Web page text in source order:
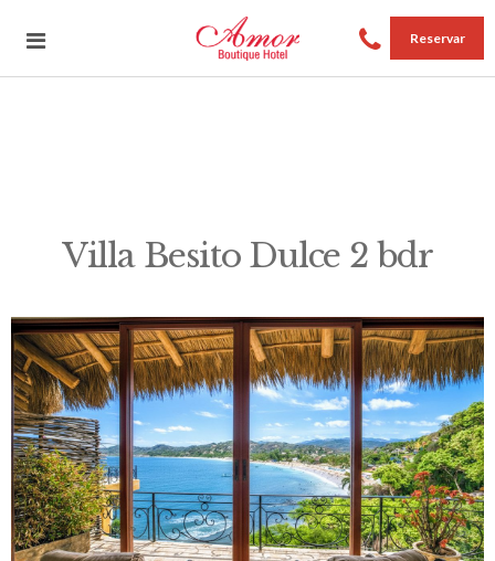
Reservar
Villa Besito Dulce 2 bdr